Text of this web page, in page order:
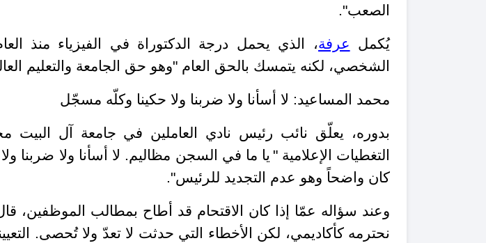
الصعب".
يُكمل عرفة
الشخصي، لكنه يتمسك بالحق العام "وهو حق الجامعة والتعليم
محمد المساعيد: لا أسأنا ولا ضربنا ولا حكينا وكلّه مسجّل
بدوره، يعلّق نائب رئيس نادي العاملين في جامعة آل
التغطيات الإعلامية " يا ما في السجن مظاليم. لا أسأنا ولا ضربنا
كان واضحاً وهو عدم التجديد للرئيس".
وعند سؤاله عمّا إذا كان الاقتحام قد أطاح بمطالب الموظفين،
نحترمه كأكاديمي، لكن الأخطاء التي حدثت لا تعدّ ولا تُحصى.